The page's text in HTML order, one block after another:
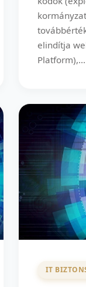
elindítja
Platform),...
IT